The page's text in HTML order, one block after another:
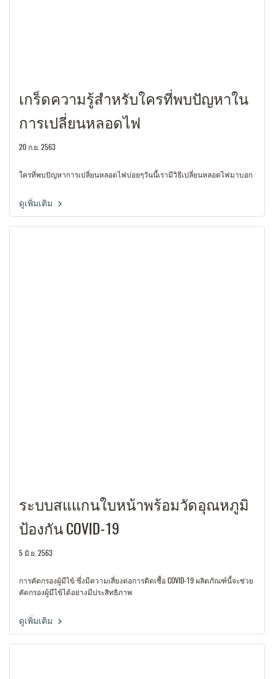
เกร็ดความรู้สำหรับใครที่พบปัญหาใน
การเปลี่ยนหลอดไฟ
20 ก.ย. 2563
ใครที่พบปัญหาการเปลี่ยนหลอดไฟบ่อยๆวันนี้เรามีวิธีเปลี่ยนหลอดไฟมาบอก
ดูเพิ่มเติม
ระบบสแแกนใบหน้าพร้อมวัดอุณหภูมิ
ป้องกัน COVID-19
5 มิ.ย. 2563
การคัดกรองผู้มีไข้ ซึ่งมีความเสี่ยงต่อการติดเชื้อ COVID-19 ผลิตภัณฑ์นี้จะช่วย
คัดกรองผู้มีไข้ได้อย่างมีประสิทธิภาพ
ดูเพิ่มเติม